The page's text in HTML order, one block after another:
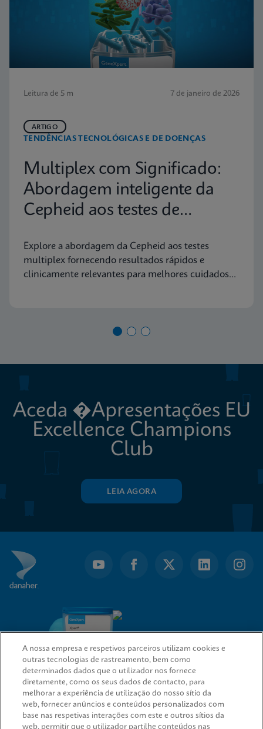
Leitura de 5 m 7 de janeiro de 2026
TENDÊNCIAS TECNOLÓGICAS E DE DOENÇAS
ARTIGO
Multiplex com Significado:
Abordagem inteligente da
Cepheid aos testes de
Explore a abordagem da Cepheid aos testes
multiplex fornecendo resultados rápidos e
clinicamente relevantes para melhores cuidados
Aceda �Apresentações EU
Excellence Champions
Club
LEIA AGORA
LIGAÇÕES RÁPIDAS
A nossa empresa e respetivos parceiros utilizam cookies e
outras tecnologias de rastreamento, bem como
determinados dados que o utilizador nos fornece
diretamente, como os seus dados de contacto, para
melhorar a experiência de utilização do nosso sítio da
web, fornecer anúncios e conteúdos personalizados com
base nas respetivas interações com este e outros sítios da
web, permitir que o utilizador partilhe conteúdos nas